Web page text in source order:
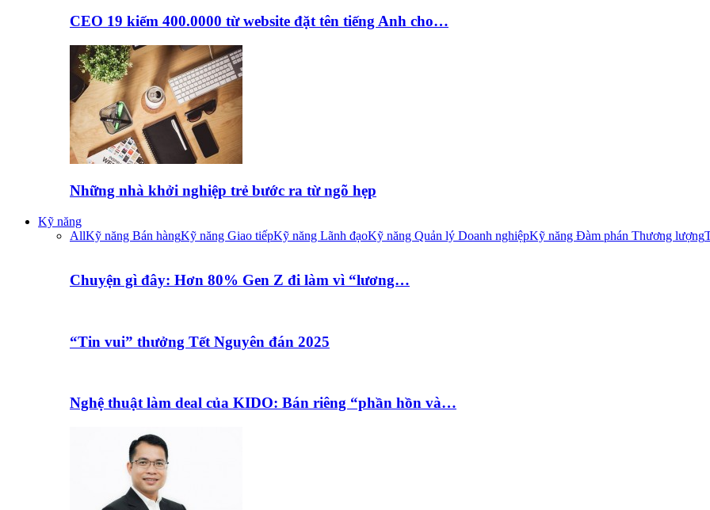
CEO 19 kiếm 400.0000 từ website đặt tên tiếng Anh cho…
Những nhà khởi nghiệp trẻ bước ra từ ngõ hẹp
Kỹ năng
AllKỹ năng Bán hàngKỹ năng Giao tiếpKỹ năng Lãnh đạoKỹ năng Quản lý Doanh nghiệpKỹ năng Đàm phán Thương lượng
Chuyện gì đây: Hơn 80% Gen Z đi làm vì “lương…
“Tin vui” thưởng Tết Nguyên đán 2025
Nghệ thuật làm deal của KIDO: Bán riêng “phần hồn và…